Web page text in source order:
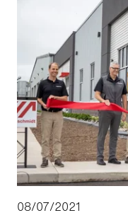
que prévu, en
des ventes et du
Canada Inc. et
personnellement
du Street King 660
08/07/2021